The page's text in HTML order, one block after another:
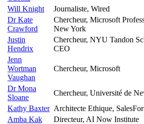
Will Knight
Journaliste, Wired
Dr Kate
Crawford
Chercheur, Microsoft
New York
Justin
Hendrix
Chercheur, NYU Tandon
CEO
Jenn
Wortman
Vaughan
Chercheur, Microsoft
Dr Mona
Sloane
Chercheur, Université de
Kathy Baxter Architecte Ethique,
Amba Kak
Directeur, AI Now Institute